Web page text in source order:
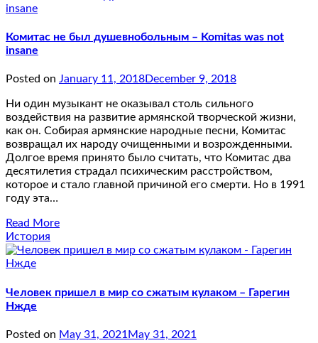
Комитас не был душевнобольным – Komitas was not
insane
Posted on January 11, 2018December 9, 2018
Ни один музыкант не оказывал столь сильного
воздействия на развитие армянской творческой жизни,
как он. Собирая армянские народные песни, Комитас
возвращал их народу очищенными и возрожденными.
Долгое время принято было считать, что Комитас два
десятилетия страдал психическим расстройством,
которое и стало главной причиной его смерти. Но в 1991
году эта…
Read More
История
Человек пришел в мир со сжатым кулаком – Гарегин
Нжде
Posted on May 31, 2021 May 31, 2021